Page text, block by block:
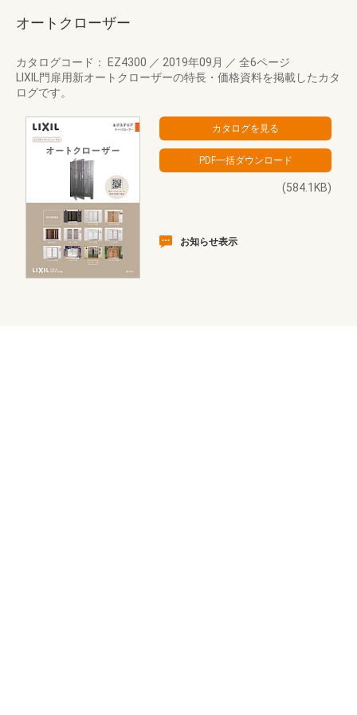
オートクローザー
カタログコード： EZ4300 ／ 2019年09月 ／ 全6ページ
LIXIL門扉用新オートクローザーの特長・価格資料を掲載したカタ
ログです。
(584.1KB)
お知らせ表示